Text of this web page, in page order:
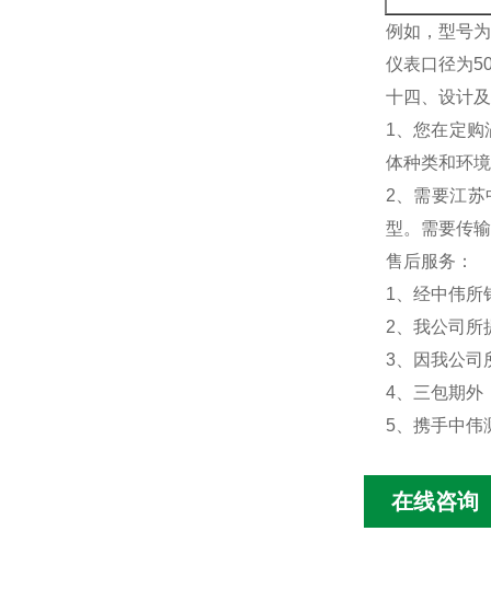
例如，型号
仪表口径为
十四、 设计
1、您在定
体种类和环
2、需要江
型。需要传
售后服务：
1、经中伟所
2、我公司所
3、因我公司
4、三包期外
5、携手中伟
在线咨询